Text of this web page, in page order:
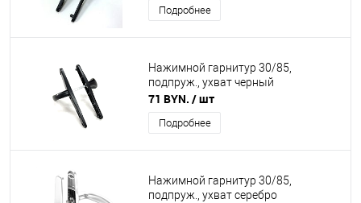
Подробнее
Нажимной гарнитур 30/85,
подпруж., ухват черный
71 BYN. / шт
Подробнее
Нажимной гарнитур 30/85,
подпруж., ухват серебро